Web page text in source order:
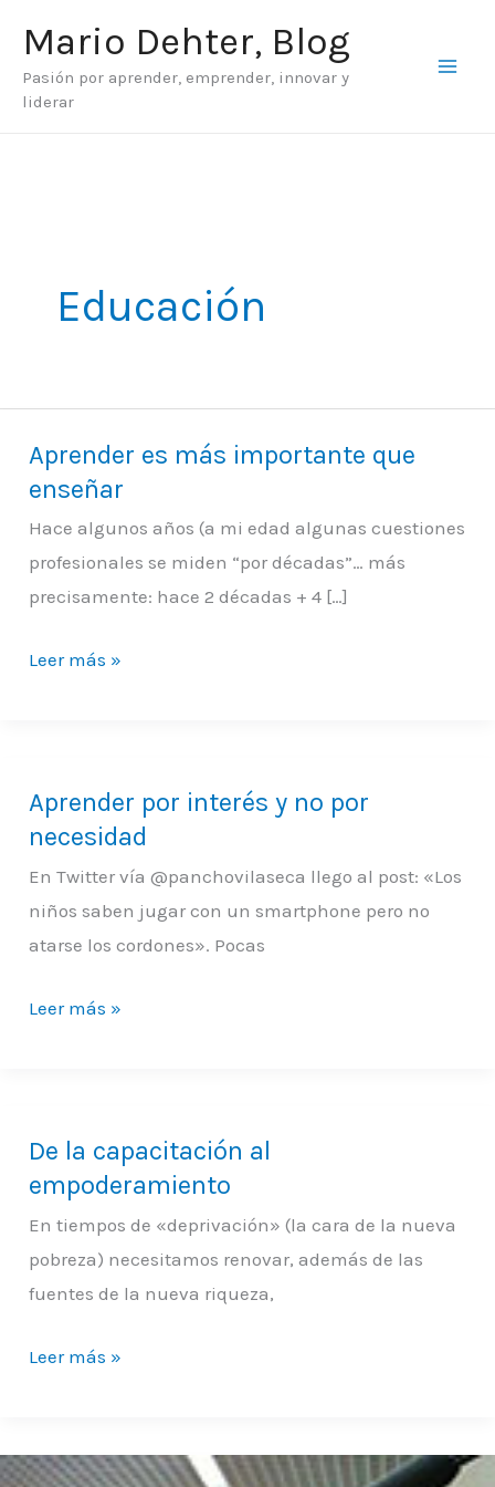
contenido
Mario Dehter, Blog
Pasión por aprender, emprender, innovar y
liderar
Educación
Aprender es más importante que
enseñar
Hace algunos años (a mi edad algunas cuestiones
profesionales se miden “por décadas”… más
precisamente: hace 2 décadas + 4 […]
Aprender
es
más
importante
que
Leer más »
Aprender por interés y no por
necesidad
En Twitter vía @panchovilaseca llego al post: «Los
niños saben jugar con un smartphone pero no
atarse los cordones». Pocas
Aprender
por
interés
y
no
necesidad
Leer más »
De la capacitación al
empoderamiento
En tiempos de «deprivación» (la cara de la nueva
pobreza) necesitamos renovar, además de las
fuentes de la nueva riqueza,
De
la
capacitación
al
empoderamiento
Leer más »
Ponencias